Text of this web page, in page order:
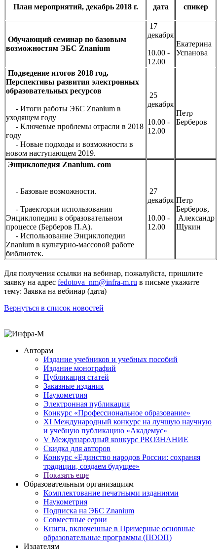
План мероприятий, декабрь 2018 г. дата спикер
Обучающий семинар по базовым
возможностям ЭБС Znanium
17
декабря
10.00 -
12.00
Екатерина
Успанова
Подведение итогов 2018 год.
Перспективы развития электронных
образовательных ресурсов
- Итоги работы ЭБС Znanium в
уходящем году
- Ключевые проблемы отрасли в 2018
году
- Новые подходы и возможности в
новом наступающем 2019.
25
декабря
10.00 -
12.00
Петр
Берберов
Энциклопедия Znanium. com
- Базовые возможности.
- Траектории использования
Энциклопедии в образовательном
процессе (Берберов П.А).
- Использование Энциклопедии
Znanium в культурно-массовой работе
библиотек.
27
декабря
10.00 -
12.00
Петр
Берберов,
Александр
Щукин
Для получения ссылки на вебинар, пожалуйста, пришлите
заявку на адрес fedotova_nm@infra-m.ru в письме укажите
тему: Заявка на вебинар (дата)
Вернуться в список новостей
Авторам
Издание учебников и учебных пособий
Издание монографий
Публикация статей
Заказные издания
Наукометрия
Электронная публикация
Конкурс «Профессиональное образование»
XI Международный конкурс на лучшую научную
и учебную публикацию «Академус»
V Международный конкурс PROЗНАНИЕ
Скидка для авторов
Конкурс «Единство народов России: сохраняя
традиции, создаем будущее»
Показать еще
Образовательным организациям
Комплектование печатными изданиями
Наукометрия
Подписка на ЭБС Znanium
Совместные серии
Книги, включенные в Примерные основные
образовательные программы (ПООП)
Издателям